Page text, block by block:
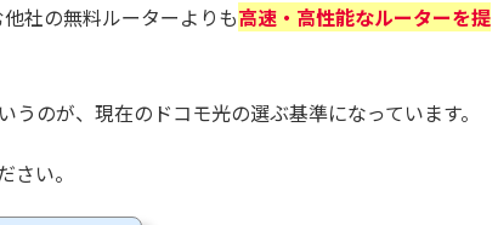
社の無料ルーターよりも高速・高性能なルーターを提
うのが、現在のドコモ光の選ぶ基準になっています。
い。